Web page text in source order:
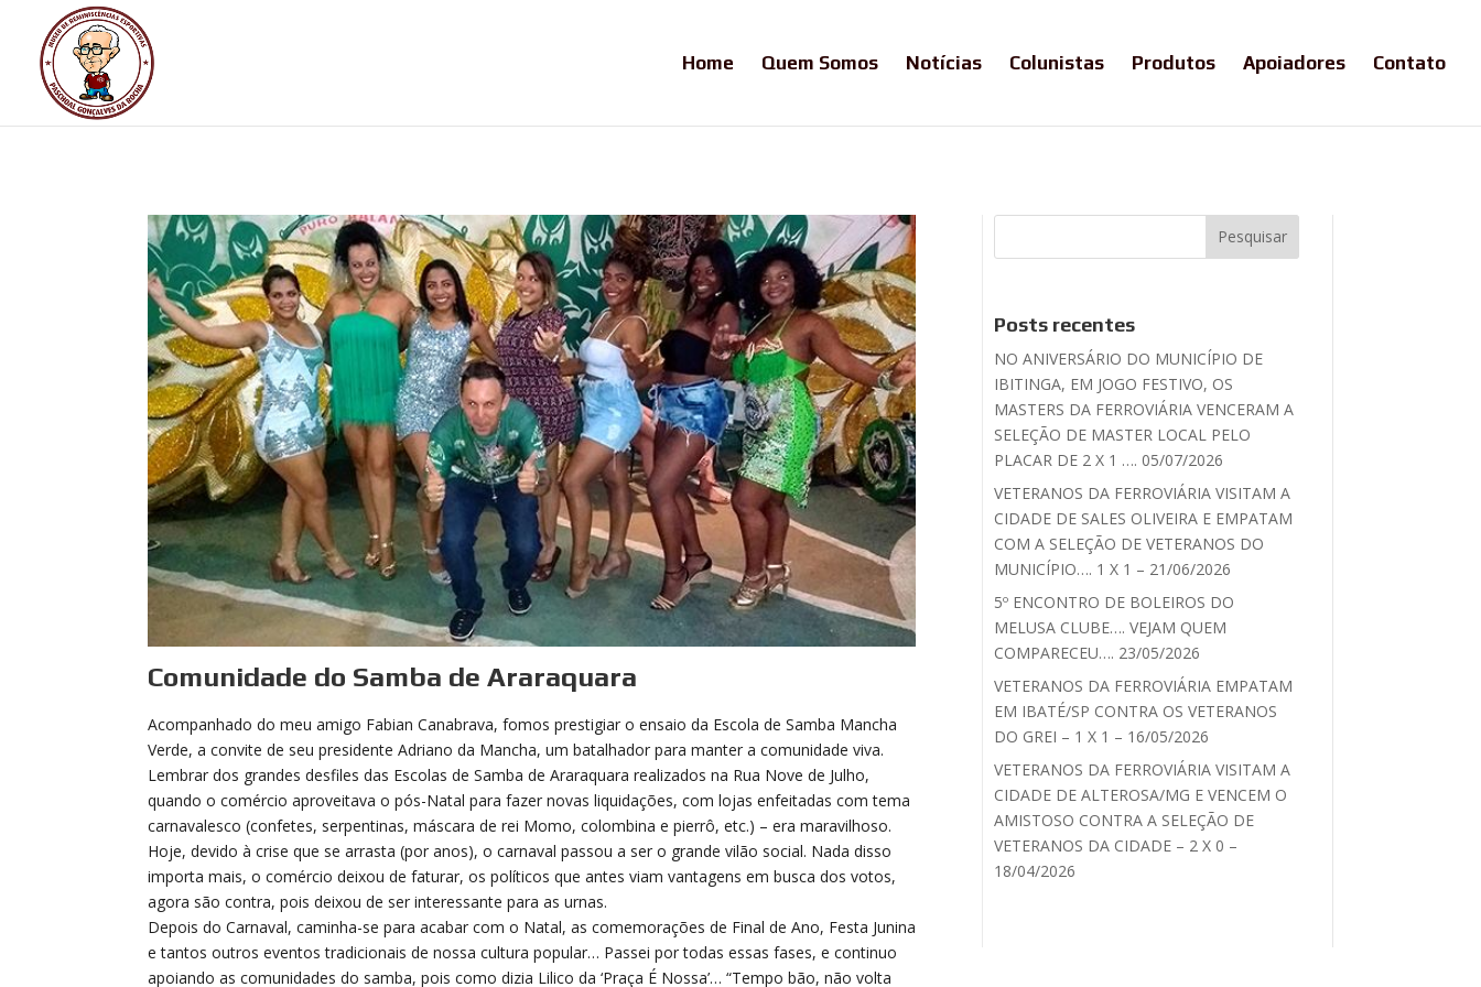
Home Quem Somos Notícias Colunistas Produtos Apoiadores Contato
Comunidade do Samba de Araraquara
Acompanhado do meu amigo Fabian Canabrava, fomos prestigiar o ensaio da Escola de Samba Mancha
Verde, a convite de seu presidente Adriano da Mancha, um batalhador para manter a comunidade viva.
Lembrar dos grandes desfiles das Escolas de Samba de Araraquara realizados na Rua Nove de Julho,
quando o comércio aproveitava o pós-Natal para fazer novas liquidações, com lojas enfeitadas com tema
carnavalesco (confetes, serpentinas, máscara de rei Momo, colombina e pierrô, etc.) – era maravilhoso.
Hoje, devido à crise que se arrasta (por anos), o carnaval passou a ser o grande vilão social. Nada disso
importa mais, o comércio deixou de faturar, os políticos que antes viam vantagens em busca dos votos,
agora são contra, pois deixou de ser interessante para as urnas.
Depois do Carnaval, caminha-se para acabar com o Natal, as comemorações de Final de Ano, Festa Junina
e tantos outros eventos tradicionais de nossa cultura popular… Passei por todas essas fases, e continuo
apoiando as comunidades do samba, pois como dizia Lilico da ‘Praça É Nossa’… “Tempo bão, não volta
Posts recentes
NO ANIVERSÁRIO DO MUNICÍPIO DE
IBITINGA, EM JOGO FESTIVO, OS
MASTERS DA FERROVIÁRIA VENCERAM A
SELEÇÃO DE MASTER LOCAL PELO
PLACAR DE 2 X 1 …. 05/07/2026
VETERANOS DA FERROVIÁRIA VISITAM A
CIDADE DE SALES OLIVEIRA E EMPATAM
COM A SELEÇÃO DE VETERANOS DO
MUNICÍPIO…. 1 X 1 – 21/06/2026
5º ENCONTRO DE BOLEIROS DO
MELUSA CLUBE…. VEJAM QUEM
COMPARECEU…. 23/05/2026
VETERANOS DA FERROVIÁRIA EMPATAM
EM IBATÉ/SP CONTRA OS VETERANOS
DO GREI – 1 X 1 – 16/05/2026
VETERANOS DA FERROVIÁRIA VISITAM A
CIDADE DE ALTEROSA/MG E VENCEM O
AMISTOSO CONTRA A SELEÇÃO DE
VETERANOS DA CIDADE – 2 X 0 –
18/04/2026